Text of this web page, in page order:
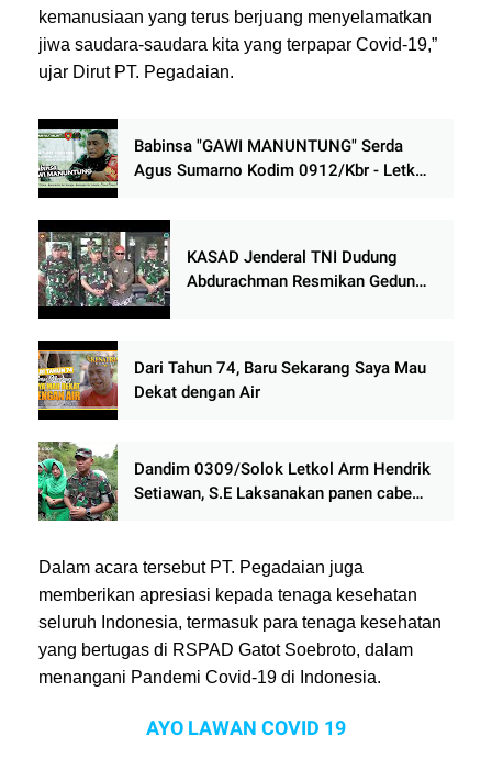
kemanusiaan yang terus berjuang menyelamatkan
jiwa saudara-saudara kita yang terpapar Covid-19,”
ujar Dirut PT. Pegadaian.
Babinsa "GAWI MANUNTUNG" Serda
Agus Sumarno Kodim 0912/Kbr - Letkol
KASAD Jenderal TNI Dudung
Abdurachman Resmikan Gedung
Dari Tahun 74, Baru Sekarang Saya Mau
Dekat dengan Air
Dandim 0309/Solok Letkol Arm Hendrik
Setiawan, S.E Laksanakan panen cabe
Dalam acara tersebut PT. Pegadaian juga
memberikan apresiasi kepada tenaga kesehatan
seluruh Indonesia, termasuk para tenaga kesehatan
yang bertugas di RSPAD Gatot Soebroto, dalam
menangani Pandemi Covid-19 di Indonesia.
AYO LAWAN COVID 19